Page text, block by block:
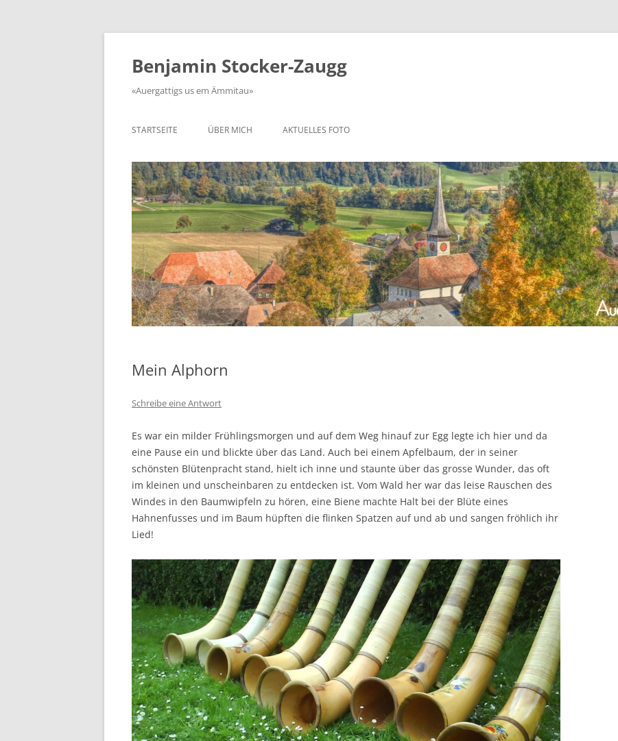
Zum
springen
Benjamin Stocker-Zaugg
«Auergattigs us em Ämmitau»
STARTSEITE ÜBER MICH AKTUELLES FOTO
Mein Alphorn
Schreibe eine Antwort
Es war ein milder Frühlingsmorgen und auf dem Weg hinauf zur Egg legte ich hier und da
eine Pause ein und blickte über das Land. Auch bei einem Apfelbaum, der in seiner
schönsten Blütenpracht stand, hielt ich inne und staunte über das grosse Wunder, das oft
im kleinen und unscheinbaren zu entdecken ist. Vom Wald her war das leise Rauschen des
Windes in den Baumwipfeln zu hören, eine Biene machte Halt bei der Blüte eines
Hahnenfusses und im Baum hüpften die flinken Spatzen auf und ab und sangen fröhlich ihr
Lied!